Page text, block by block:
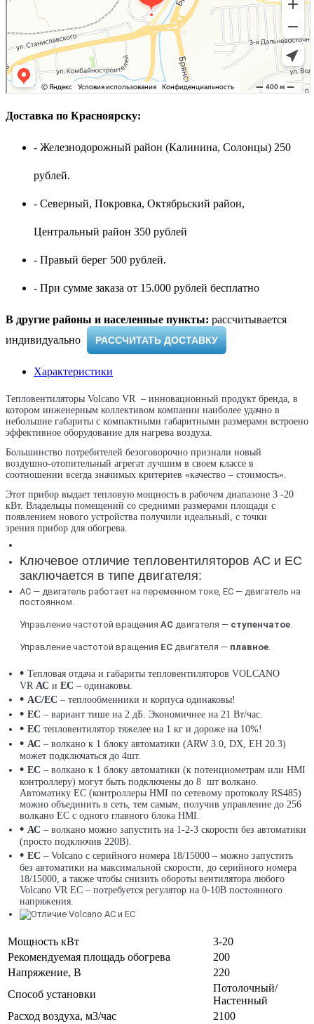
Доставка по Красноярску:
- Железнодорожный район (Калинина, Солонцы) 250
рублей.
- Северный, Покровка, Октябрьский район,
Центральный район 350 рублей
- Правый берег 500 рублей.
- При сумме заказа от 15.000 рублей бесплатно
В другие районы и населенные пункты: рассчитывается
индивидуально ​
РАССЧИТАТЬ ДОСТАВКУ
Характеристики
Тепловентиляторы Volcano VR – инновационный продукт бренда, в
котором инженерным коллективом компании наиболее удачно в
небольшие габариты с компактными габаритными размерами встроено
эффективное оборудование для нагрева воздуха.
Большинство потребителей безоговорочно признали новый
воздушно-отопительный агрегат лучшим в своем классе в
соотношении всегда значимых критериев «качество – стоимость».
Этот прибор выдает тепловую мощность в рабочем диапазоне 3 -20
кВт. Владельцы помещений со средними размерами площади с
появлением нового устройства получили идеальный, с точки
зрения прибор для обогрева.
Ключевое отличие тепловентиляторов AC и EC
заключается в типе двигателя:
AC — двигатель работает на переменном токе, EC — двигатель на
постоянном.
Управление частотой вращения AC двигателя — ступенчатое
Управление частотой вращения EC двигателя — плавное
• Тепловая отдача и габариты тепловентиляторов VOLCANO
VR АС и ЕС – одинаковы.
• AC/EC – теплообменники и корпуса одинаковы!
• EC – вариант тише на 2 дБ. Экономичнее на 21 Вт/час.
• ЕС тепловентилятор тяжелее на 1 кг и дороже на 10%!
• АС – волкано к 1 блоку автоматики (ARW 3.0, DX, EH 20.3)
может подключаться до 4шт.
• ЕС – волкано к 1 блоку автоматики (к потенциометрам или HMI
контроллеру) могут быть подключены до 8 шт волкано.
Автоматику ЕС (контроллеры HMI по сетевому протоколу RS485)
можно объединить в сеть, тем самым, получив управление до 256
волкано ЕС с одного главного блока HMI.
• АС – волкано можно запустить на 1-2-3 скорости без автоматики
(просто подключив 220В).
• ЕС – Volcano с серийного номера 18/15000 – можно запустить
без автоматики на максимальной скорости, до серийного номера
18/15000, а также чтобы снизить обороты вентилятора любого
Volcano VR EC – потребуется регулятор на 0-10В постоянного
напряжения.
Мощность кВт
3-20
Рекомендуемая площадь обогрева
200
Напряжение, В
220
Способ установки
Потолочный/
Настенный
Расход воздуха, м3/час
2100